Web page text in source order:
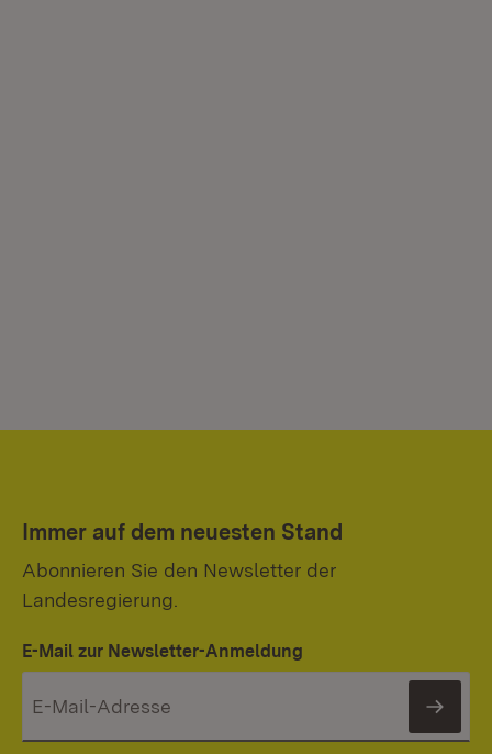
Immer auf dem neuesten Stand
Abonnieren Sie den Newsletter der
Landesregierung.
E-Mail zur Newsletter-Anmeldung